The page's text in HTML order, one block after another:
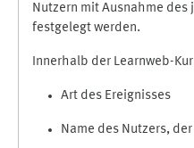
Nutzern mit Ausnahme
festgelegt werden.
Innerhalb der Learnweb-
Art des Ereignisses
Name des Nutzers,